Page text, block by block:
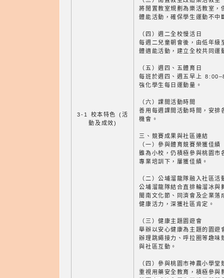
3-1 校本特色 (活
動及成效)
將閒置教室規劃為樂活教室，
體能活動，確保學生運動不中
（四）週二全校慢活日
每週二兒童朝會後，由低年級
體適能活動，建立全校共同運
（五）週四、五體育日
每班於週四、週五早上
強化學生每日運動量。
（六）課間活動時間
善用每週課間活動時間，安排
機會。
三、競賽成果與社區連結
（一）參與體育競賽榮獲佳績
雖為小校，仍積極參與桃園市
專業培訓下，屢獲佳績。
（二）公埔溜龍隊融入社區活
公埔溜龍隊結合直排輪溜冰與
閩南文化節、同濟會及企業
健康活力，深獲社區肯定。
（三）健康主題園遊會
舉辦以安心健康為主題的園遊
辦理跳繩接力、呼拉圈等趣味
與社區互動。
（四）參與桃園市神農小學堂
重視用藥安全教育，積極參與